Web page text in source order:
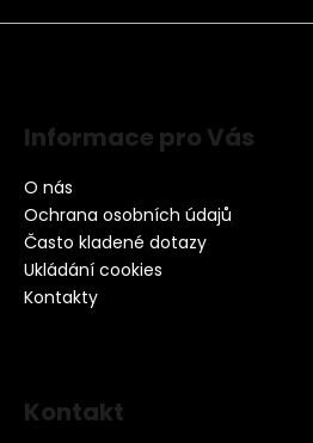
Informace pro Vás
O nás
Ochrana osobních údajů
Často kladené dotazy
Ukládání cookies
Kontakty
Kontakt